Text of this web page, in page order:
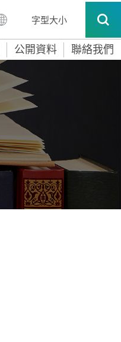
字型大小
公開資料 聯絡我們